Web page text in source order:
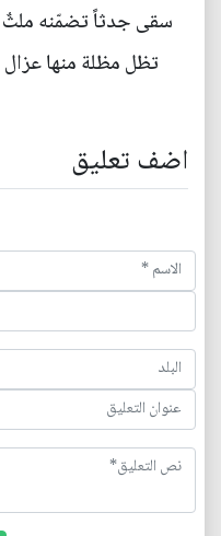
سقى جدثاً تضمّنه
تظل مظلة منها
اضف تعليق